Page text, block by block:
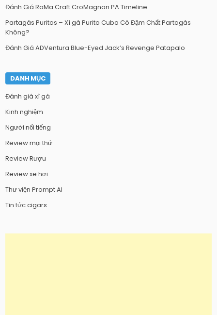
Đánh Giá RoMa Craft CroMagnon PA Timeline
Partagás Puritos – Xì gà Purito Cuba Có Đậm Chất Partagás
Không?
Đánh Giá ADVentura Blue-Eyed Jack’s Revenge Patapalo
DANH MỤC
Đánh giá xì gà
Kinh nghiệm
Người nổi tiếng
Review mọi thứ
Review Rượu
Review xe hơi
Thư viện Prompt AI
Tin tức cigars